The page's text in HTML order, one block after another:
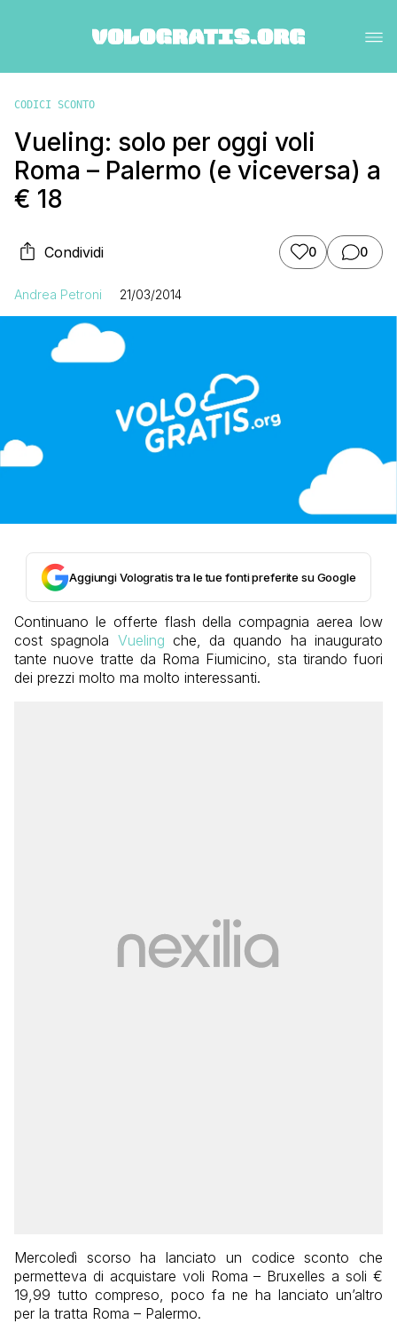
CODICI SCONTO
Vueling: solo per oggi voli
Roma – Palermo (e viceversa) a
€ 18
Condividi 0 0
Andrea Petroni 21/03/2014
Aggiungi Vologratis tra le tue fonti preferite su Google
Continuano le offerte flash della compagnia aerea low
cost spagnola Vueling che, da quando ha inaugurato
tante nuove tratte da Roma Fiumicino, sta tirando fuori
dei prezzi molto ma molto interessanti.
Mercoledì scorso ha lanciato un codice sconto che
permetteva di acquistare voli Roma – Bruxelles a soli €
19,99 tutto compreso, poco fa ne ha lanciato un’altro
per la tratta Roma – Palermo.